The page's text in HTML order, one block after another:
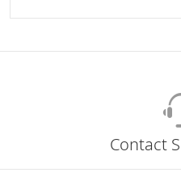
Contact